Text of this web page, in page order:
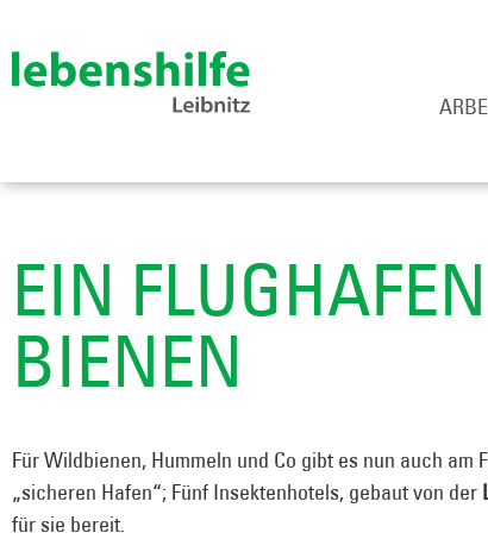
EIN
BIENEN
Für Wildbienen, Hummeln und Co gibt es nun auch am
„sicheren Hafen“; Fünf Insektenhotels, gebaut von der
für sie bereit.